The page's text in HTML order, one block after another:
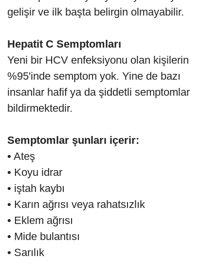
gelişir ve ilk başta belirgin olmayabilir.
Hepatit C Semptomları
Yeni bir HCV enfeksiyonu olan kişilerin
%95'inde semptom yok. Yine de bazı
insanlar hafif ya da şiddetli semptomlar
bildirmektedir.
Semptomlar şunları içerir:
• Ateş
• Koyu idrar
• iştah kaybı
• Karın ağrısı veya rahatsızlık
• Eklem ağrısı
• Mide bulantısı
• Sarılık